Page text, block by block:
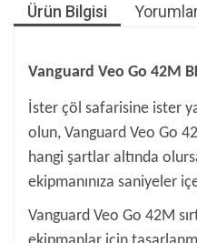
Ürün Bilgisi
Vanguard Veo Go 42M
İster çöl safarisine ister
olun, Vanguard Veo Go
hangi şartlar altında
ekipmanınıza saniyeler
Vanguard Veo Go 42M